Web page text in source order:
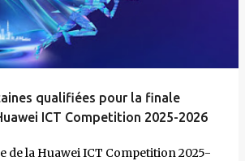
qualifiées pour la finale
ICT Competition 2025-2026
de la Huawei ICT Competition 2025-